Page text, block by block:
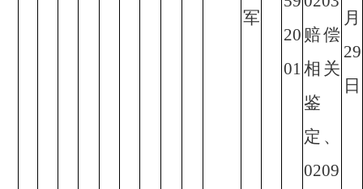
军
20
01
赔偿
相关
鉴
定、
0209
月
29
日